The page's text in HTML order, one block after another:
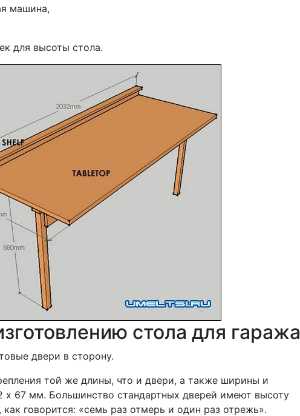
машина,
для высоты стола.
стола для гаража
двери в сторону.
той же длины, что и двери, а также ширины и
67 мм. Большинство стандартных дверей имеют высоту
говорится: «семь раз отмерь и один раз отрежь».